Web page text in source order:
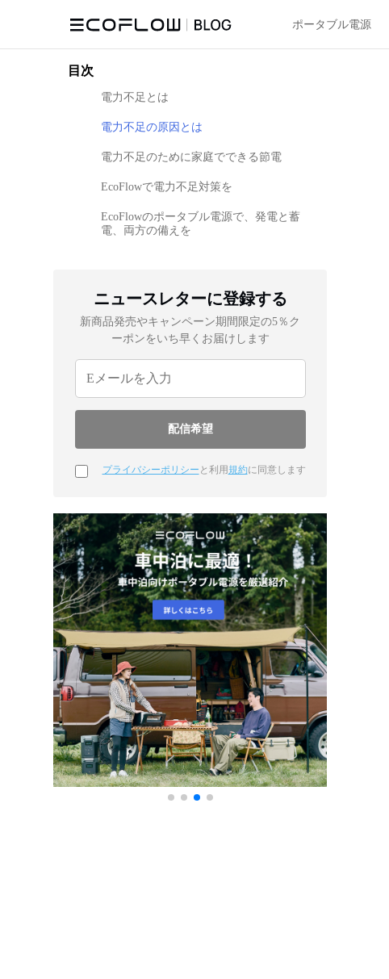
ポータブル電源
目次
電力不足とは
電力不足の原因とは
電力不足のために家庭でできる節電
EcoFlowで電力不足対策を
EcoFlowのポータブル電源で、発電と蓄
電、両方の備えを
ニュースレターに登録する
新商品発売やキャンペーン期間限定の5％ク
ーポンをいち早くお届けします
プライバシーポリシー と利用規約に同意します